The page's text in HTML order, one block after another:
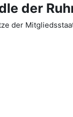
der
der